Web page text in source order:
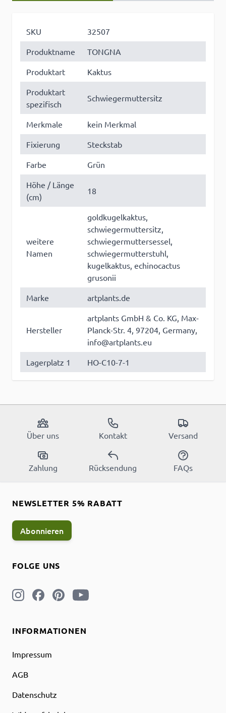
SKU
32507
Produktname
TONGNA
Produktart
Kaktus
Produktart
spezifisch
Schwiegermuttersitz
Merkmale
kein Merkmal
Fixierung
Steckstab
Farbe
Grün
Höhe / Länge
(cm)
18
weitere
Namen
goldkugelkaktus,
schwiegermuttersitz,
schwiegermuttersessel,
schwiegermutterstuhl,
kugelkaktus, echinocactus
grusonii
Marke
artplants.de
Hersteller
artplants GmbH & Co. KG, Max-
Planck-Str. 4, 97204, Germany,
info@artplants.eu
Lagerplatz 1
HO-C10-7-1
Über uns Kontakt Versand
Zahlung Rücksendung FAQs
INFORMATIONEN
Impressum
AGB
Datenschutz
FOLGE UNS
NEWSLETTER 5% RABATT
Abonnieren